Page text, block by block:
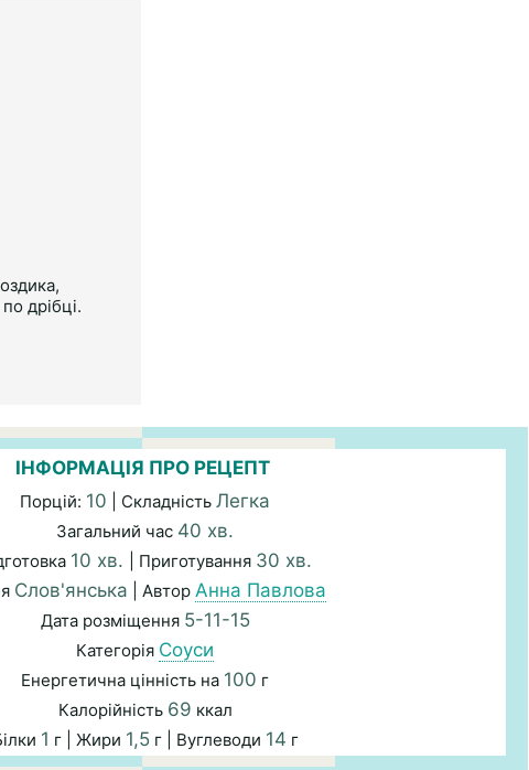
дрібці.
ІНФОРМАЦІЯ ПРО РЕЦЕПТ
Порцій: 10 | Складність Легка
Загальний час 40 хв.
10 хв. | Приготування 30 хв.
Слов'янська | Автор Анна Павлова
Дата розміщення 5-11-15
Категорія Соуси
Енергетична цінність на 100 г
Калорійність 69 ккал
1 г | Жири 1,5г | Вуглеводи 14 г